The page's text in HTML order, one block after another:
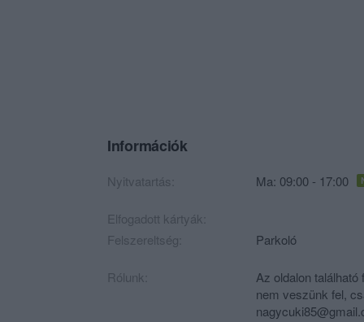
Információk
Nyitvatartás: Ma: 09:00 - 17:00
Elfogadott kártyák:
Felszereltség:
Parkoló
Rólunk:
Az oldalon
nem veszünk fel,